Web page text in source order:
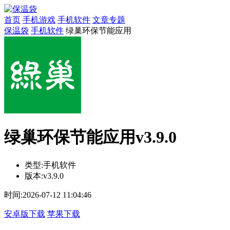
首页 手机游戏 手机软件 文章专题
保温袋 手机软件 绿巢环保节能应用
绿巢环保节能应用v3.9.0
类型:手机软件
版本:v3.9.0
时间:2026-07-12 11:04:46
安卓版下载 苹果下载